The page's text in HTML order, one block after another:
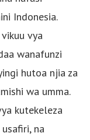
Indonesia.
vya
wanafunzi
hutoa njia za
wa umma.
kutekeleza
na